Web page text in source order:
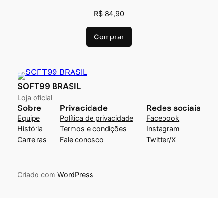
R$ 84,90
Comprar
SOFT99 BRASIL
Loja oficial
Sobre
Equipe
História
Carreiras
Privacidade
Política de privacidade
Termos e condições
Fale conosco
Redes sociais
Facebook
Instagram
Twitter/X
Criado com WordPress